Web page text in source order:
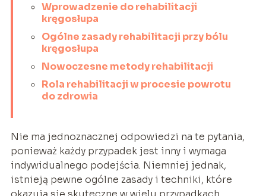
Wprowadzenie do rehabilitacji
kręgosłupa
Ogólne zasady rehabilitacji przy bólu
kręgosłupa
Nowoczesne metody rehabilitacji
Rola rehabilitacji w procesie powrotu
do zdrowia
Nie ma jednoznacznej odpowiedzi na te pytania,
ponieważ każdy przypadek jest inny i wymaga
indywidualnego podejścia. Niemniej jednak,
istnieją pewne ogólne zasady i techniki, które